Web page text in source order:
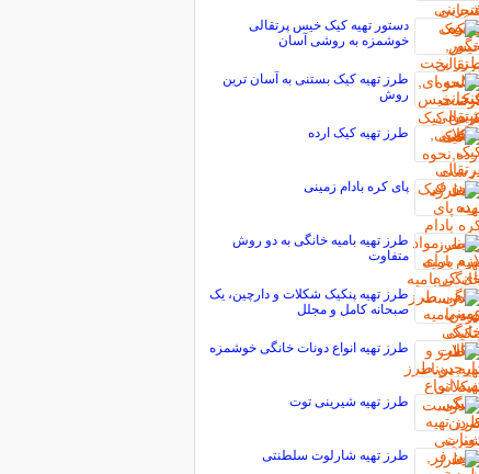
دستور تهیه کیک خیس پرتقالی
خوشمزه به روشی آسان
طرز تهیه کیک بستنی به آسان ترین
روش
طرز تهیه کیک ارده
پای کره بادام زمینی
طرز تهیه بامیه خانگی به دو روش
متفاوت
طرز تهیه پنکیک شکلات و دارچین، یک
صبحانه کامل و مجلل
طرز تهیه انواع دونات خانگی خوشمزه
طرز تهیه شیرینی توت
طرز تهیه شارلوت سلطنتی